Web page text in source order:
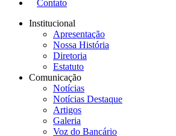
Contato
Institucional
Apresentação
Nossa História
Diretoria
Estatuto
Comunicação
Notícias
Notícias Destaque
Artigos
Galeria
Voz do Bancário